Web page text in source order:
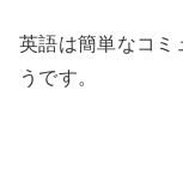
英語は簡単なコミ
うです。